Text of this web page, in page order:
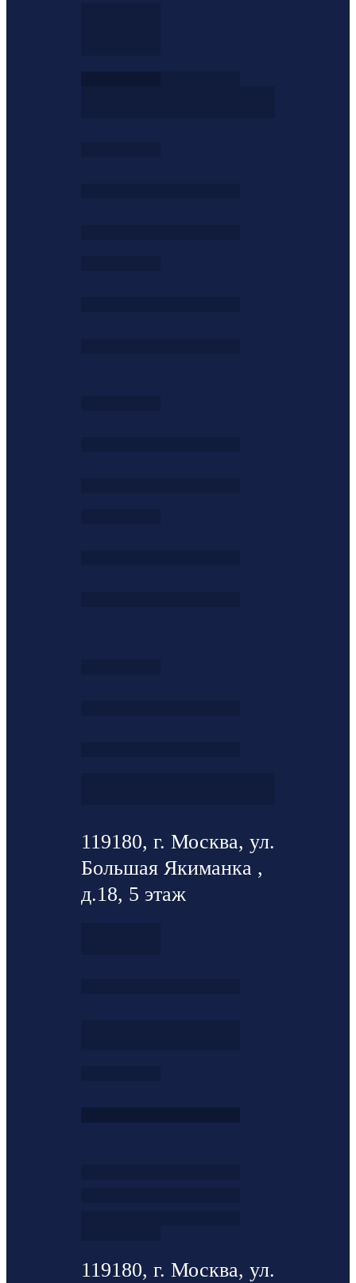
119180, г. Москва, ул.
Большая Якиманка ,
д.18, 5 этаж
119180, г. Москва, ул.